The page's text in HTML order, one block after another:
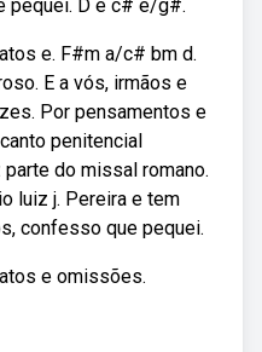
pequei. D e c# e/g#.
e. F#m a/c# bm d.
E a vós, irmãos e
Por pensamentos e
penitencial
do missal romano.
luiz j. Pereira e tem
confesso que pequei.
e omissões.